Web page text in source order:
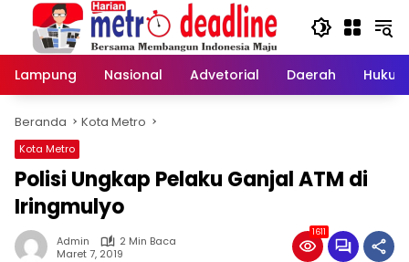
Langsung
konten
Lampung
Nasional Advetorial Daerah Hukum
Beranda Kota Metro
Kota Metro
Polisi Ungkap Pelaku Ganjal ATM di
Iringmulyo
Admin
2 Min Baca
Maret 7, 2019
1611